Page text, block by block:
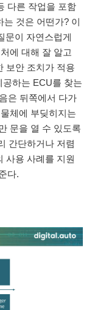
다른 작업을 포함
는 것은 어떤가? 이
문이 자연스럽게
에 대해 잘 알고
보안 조치가 적용
하는 ECU를 찾는
은 뒤쪽에서 다가
체에 부딪히지는
문을 열 수 있도록
간단하거나 저렴
사용 사례를 지원
다.